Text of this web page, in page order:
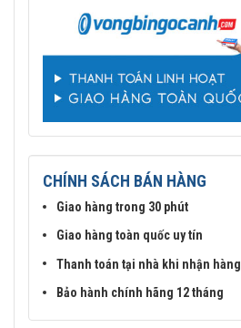
CHÍNH SÁCH BÁN HÀNG
Giao hàng trong 30 phút
Giao hàng toàn quốc uy tín
Thanh toán tại nhà khi nhận hàng
Bảo hành chính hãng 12 tháng